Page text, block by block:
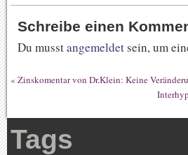
Schreibe einen
Du musstangemeldet sein, um
« Zinskomentar von Dr.Klein: Keine
Tags